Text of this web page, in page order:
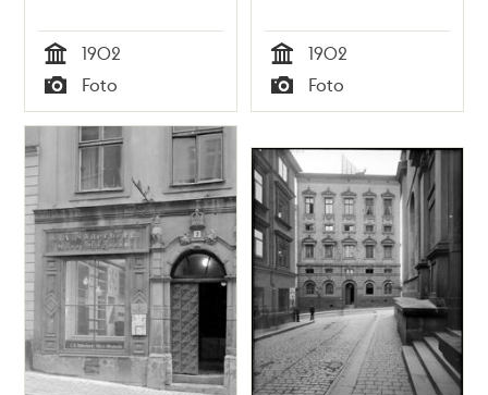
Tid
1902
Typ
Foto Tid
1902
Typ
Foto